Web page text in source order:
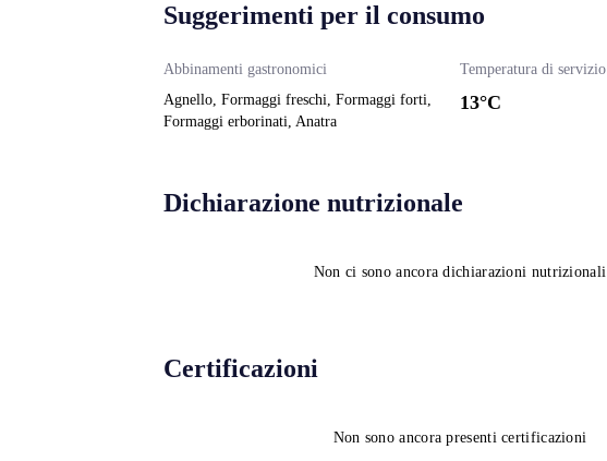
Suggerimenti per il consumo
Abbinamenti gastronomici
Agnello, Formaggi freschi, Formaggi forti,
Formaggi erborinati, Anatra
Temperatura di servizio
13°C
Dichiarazione nutrizionale
Non ci sono ancora dichiarazioni nutrizionali
Certificazioni
Non sono ancora presenti certificazioni